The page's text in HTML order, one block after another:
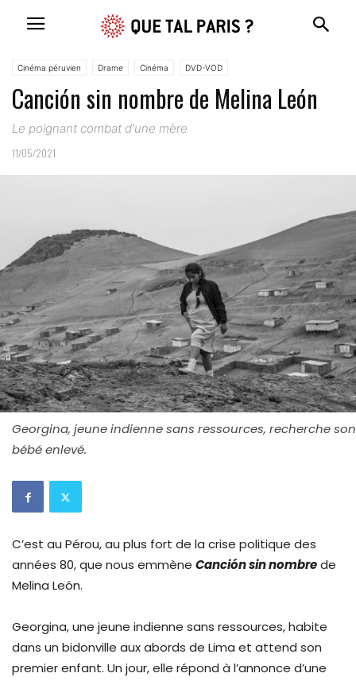
Cinéma péruvien Drame Cinéma DVD-VOD
Canción sin nombre de Melina León
Le poignant combat d'une mère
11/05/2021
Georgina, jeune indienne sans ressources, recherche son
bébé enlevé.
C’est au Pérou, au plus fort de la crise politique des
années 80, que nous emmène Canción sin nombrede
Melina León.
Georgina, une jeune indienne sans ressources, habite
dans un bidonville aux abords de Lima et attend son
premier enfant. Un jour, elle répond à l’annonce d’une